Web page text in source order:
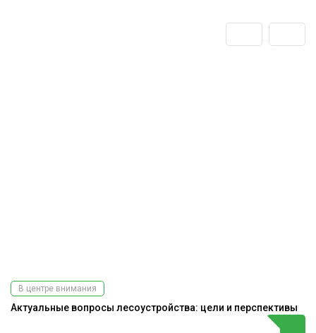
В центре внимания
Актуальные вопросы лесоустройства: цели и перспективы